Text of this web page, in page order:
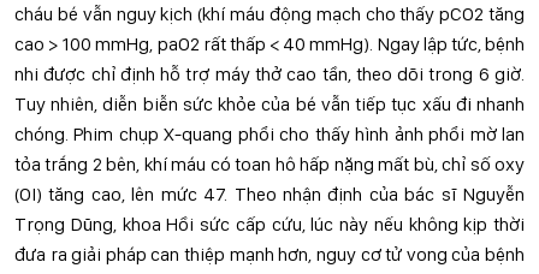
cháu bé vẫn nguy kịch (khí máu động mạch cho thấy pCO2 tăng
cao > 100 mmHg, paO2 rất thấp < 40 mmHg). Ngay lập tức, bệnh
nhi được chỉ định hỗ trợ máy thở cao tần, theo dõi trong 6 giờ.
Tuy nhiên, diễn biễn sức khỏe của bé vẫn tiếp tục xấu đi nhanh
chóng. Phim chụp X-quang phổi cho thấy hình ảnh phổi mờ lan
tỏa trắng 2 bên, khí máu có toan hô hấp nặng mất bù, chỉ số oxy
(OI) tăng cao, lên mức 47. Theo nhận định của bác sĩ Nguyễn
Trọng Dũng, khoa Hồi sức cấp cứu, lúc này nếu không kịp thời
đưa ra giải pháp can thiệp mạnh hơn, nguy cơ tử vong của bệnh